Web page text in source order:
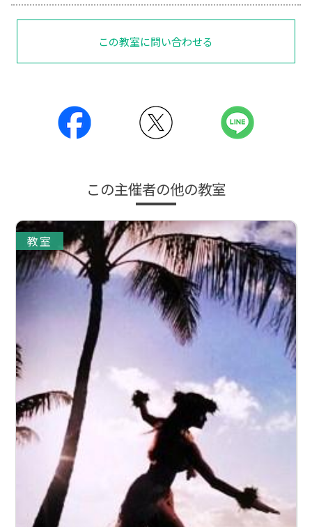
この教室に問い合わせる
この主催者の他の教室
教室